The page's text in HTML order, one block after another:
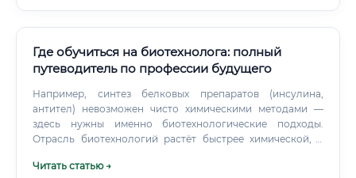
Где обучиться на биотехнолога: полный
путеводитель по профессии будущего
Например, синтез белковых препаратов (инсулина,
антител) невозможен чисто химическими методами —
здесь нужны именно биотехнологические подходы.
Отрасль биотехнологий растёт быстрее химической, а
плане выше.
Читать статью →